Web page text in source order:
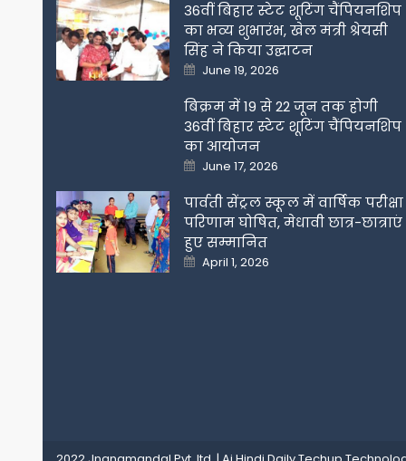
36वीं बिहार स्टेट शूटिंग चैंपियनशिप
का भव्य शुभारंभ, खेल मंत्री श्रेयसी
सिंह ने किया उद्घाटन
Posted
on
June 19, 2026
बिक्रम में 19 से 22 जून तक होगी
36वीं बिहार स्टेट शूटिंग चैंपियनशिप
का आयोजन
Posted
on
June 17, 2026
पार्वती सेंट्रल स्कूल में वार्षिक परीक्षा
परिणाम घोषित, मेधावी छात्र-छात्राएं
हुए सम्मानित
Posted
on
April 1, 2026